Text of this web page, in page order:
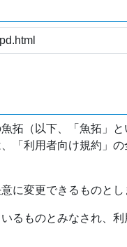
拓（以下、「魚拓」
「利用者向け規約」
に変更できるものとし
るものとみなされ、利